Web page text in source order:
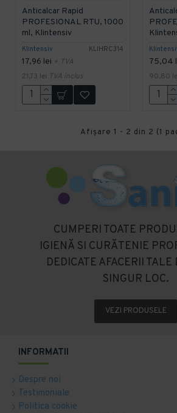
Klintensiv KLIHRC314
Anticalcar Rapid
PROFESIONAL RTU, 1000
ml, Klintensiv
17,96 lei + TVA
21,73 lei TVA inclus
75,04
90,80
Afişare 1 - 2 din 2 (1
CUMPERI TOATE
IGIENĂ SI CURĂTENIE
DEDICATE AFACERII
SINGUR LOC.
VEZI PRODUSELE
INFORMATII
Despre noi
Testimoniale
Politica cookie